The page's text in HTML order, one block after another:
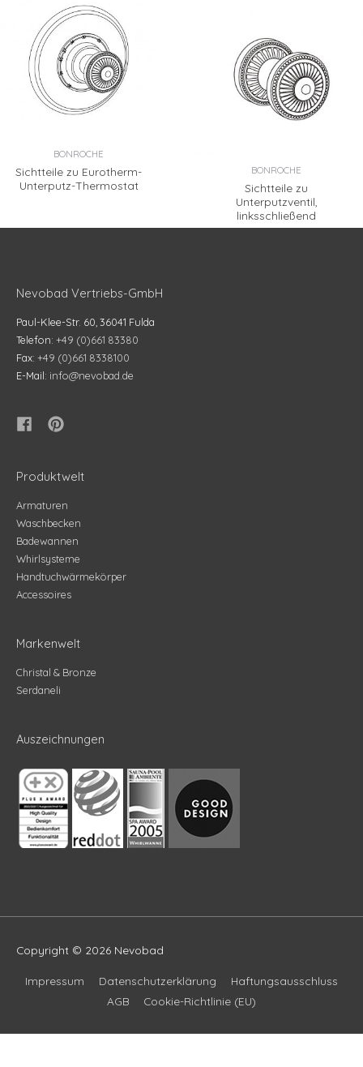
BONROCHE
Sichtteile zu Eurotherm-
Unterputz-Thermostat
BONROCHE
Sichtteile zu
Unterputzventil,
linksschließend
Nevobad Vertriebs-GmbH
Paul-Klee-Str. 60, 36041 Fulda
Telefon: +49 (0)661 83380
Fax: +49 (0)661 8338100
E-Mail: info@nevobad.de
Produktwelt
Armaturen
Waschbecken
Badewannen
Whirlsysteme
Handtuchwärmekörper
Accessoires
Markenwelt
Christal & Bronze
Serdaneli
Auszeichnungen
Copyright © 2026 Nevobad
Impressum Datenschutzerklärung
Haftungsausschluss
AGB
Cookie-Richtlinie (EU)